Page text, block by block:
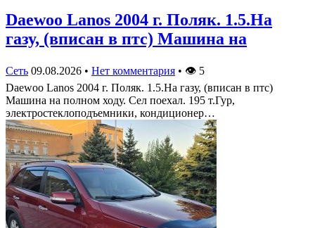
Daewoo Lanos 2004 г. Поляк. 1.5.На
газу, (вписан в птс) Машина на
Сеть 09.08.2026 • Нет комментария • 👁 5
Daewoo Lanos 2004 г. Поляк. 1.5.На газу, (вписан в птс)
Машина на полном ходу. Сел поехал. 195 т.Гур,
электростеклоподъемники, кондиционер…